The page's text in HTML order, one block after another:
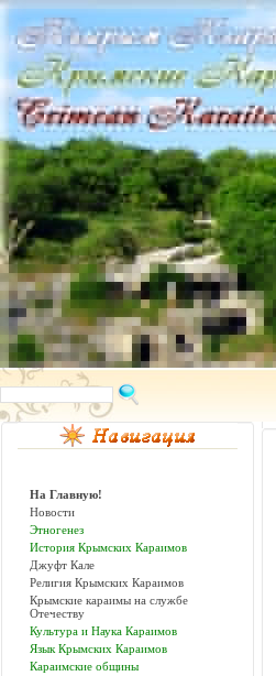
На Главную!
Новости
Этногенез
История Крымских Караимов
Джуфт Кале
Религия Крымских Караимов
Крымские караимы на службе
Отечеству
Культура и Наука Караимов
Язык Крымских Караимов
Караимские общины